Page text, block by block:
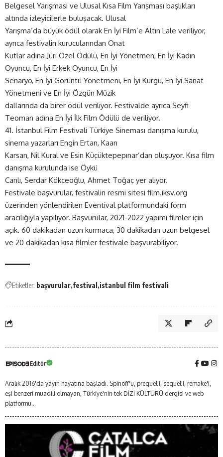
Belgesel Yarışması ve Ulusal Kısa Film Yarışması başlıkları
altında izleyicilerle buluşacak. Ulusal
Yarışma’da büyük ödül olarak En İyi Film’e Altın Lale veriliyor,
ayrıca festivalin kurucularından Onat
Kutlar adına Jüri Özel Ödülü, En İyi Yönetmen, En İyi Kadın
Oyuncu, En İyi Erkek Oyuncu, En İyi
Senaryo, En İyi Görüntü Yönetmeni, En İyi Kurgu, En İyi Sanat
Yönetmeni ve En İyi Özgün Müzik
dallarında da birer ödül veriliyor. Festivalde ayrıca Seyfi
Teoman adına En İyi İlk Film Ödülü de veriliyor.
41. İstanbul Film Festivali Türkiye Sineması danışma kurulu,
sinema yazarları Engin Ertan, Kaan
Karsan, Nil Kural ve Esin Küçüktepepınar’dan oluşuyor. Kısa film
danışma kurulunda ise Öykü
Canlı, Serdar Kökçeoğlu, Ahmet Toğaç yer alıyor.
Festivale başvurular, festivalin resmi sitesi film.iksv.org
üzerinden yönlendirilen Eventival platformundaki form
aracılığıyla yapılıyor. Başvurular, 2021-2022 yapımı filmler için
açık. 60 dakikadan uzun kurmaca, 30 dakikadan uzun belgesel
ve 20 dakikadan kısa filmler festivale başvurabiliyor.
Etiketler: başvurular festival istanbul film festivali
Editör
Aralık 2016'da yayın hayatına başladı. Spinoff'u, prequel'i, sequel'i, remake'i,
eşi benzeri muadili olmayan, Türkiye'nin tek DİZİ KÜLTÜRÜ dergisi ve web
platformu...